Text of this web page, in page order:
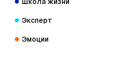
Эксперт
Эмоции